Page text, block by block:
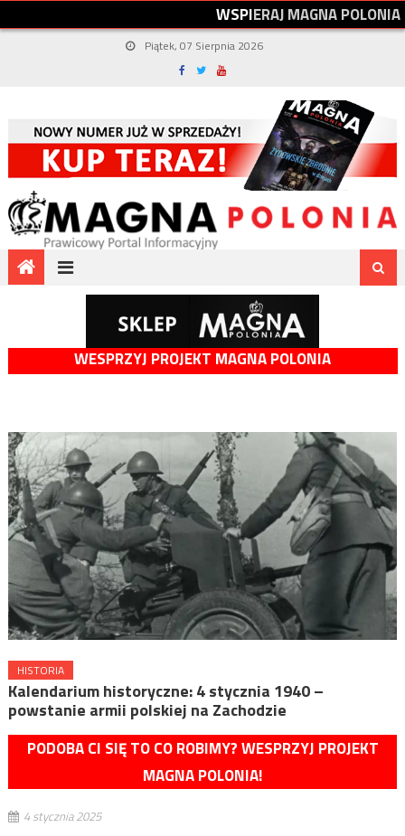
WSPIERAJMAGNAPOLONIA
Piątek, 07 Sierpnia 2026
WESPRZYJ PROJEKT MAGNA POLONIA
HISTORIA
Kalendarium historyczne: 4 stycznia 1940 –
powstanie armii polskiej na Zachodzie
PODOBA CI SIĘ TO CO ROBIMY? WESPRZYJ PROJEKT
MAGNA POLONIA!
4 stycznia 2025